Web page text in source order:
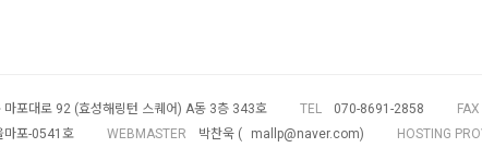
마포대로 92 (효성해링턴 스퀘어) A동 3층 343호 TEL 070-8691-2858
FAX
마포-0541호 WEBMASTER 박찬욱 ( mallp@naver.com)
HOSTING